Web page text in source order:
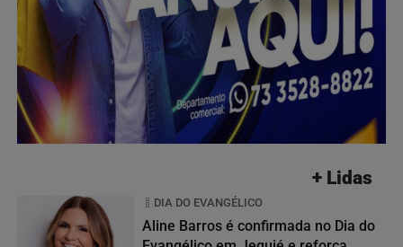
+ Lidas
DIA DO EVANGÉLICO
Aline Barros é confirmada no Dia do